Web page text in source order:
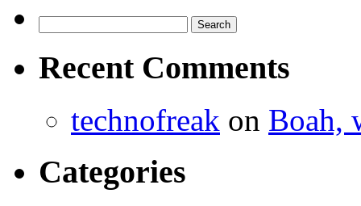
for:
Recent Comments
technofreak on Boah,
Categories